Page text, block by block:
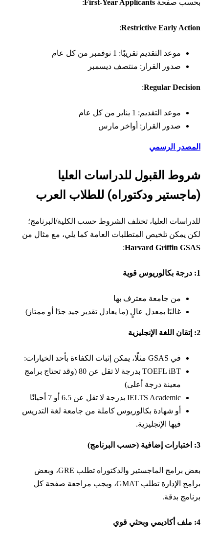
صفحةFirst-Year Applicants
:
Restrictive Early
:
موعد التقديم تقريبًا: 1 نوفمبر من كل عام
صدور القرار: منتصف ديسمبر
Regular
:
موعد التقديم: 1 يناير من كل عام
صدور القرار: أواخر مارس
الرسمي
القبول للدراسات العليا
ودكتوراه) للطلاب العرب
العليا، تختلف الشروط حسب الكلية/البرنامج؛
يمكن تلخيص المتطلبات العامة كما يلي، مع مثال من
Harvard Griffin
:
من جامعة معترف بها
غالبًا بمعدل عالٍ (ما يعادل تقدير جيد جدًا أو ممتاز)
TOEFL iBT بدرجة لا تقل عن 80 (وقد تحتاج برامج
معينة درجة أعلى)
IELTS Academic بدرجة لا تقل عن 6.5 أو 7 أحيانًا
أو شهادة بكالوريوس كاملة من جامعة لغة التدريس
فيها الإنجليزية.
بعض برامج الماجستير والدكتوراه تطلب GRE، وبعض
برامج الإدارة تطلب GMAT، ويجب مراجعة صفحة كل
بدقة.